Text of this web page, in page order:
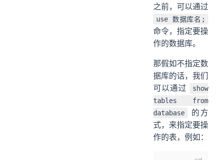
之前，可以通过
use 数据库名;
命令，指定要操
作的数据库。
那假如不指定数
据库的话，我们
可以通过
show
tables from
database
的方
式，来指定要操
作的表，例如：